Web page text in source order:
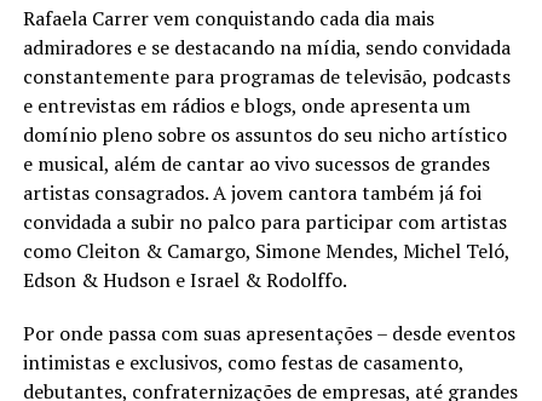
Rafaela Carrer vem conquistando cada dia mais
admiradores e se destacando na mídia, sendo convidada
constantemente para programas de televisão, podcasts
e entrevistas em rádios e blogs, onde apresenta um
domínio pleno sobre os assuntos do seu nicho artístico
e musical, além de cantar ao vivo sucessos de grandes
artistas consagrados. A jovem cantora também já foi
convidada a subir no palco para participar com artistas
como Cleiton & Camargo, Simone Mendes, Michel Teló,
Edson & Hudson e Israel & Rodolffo.
Por onde passa com suas apresentações – desde eventos
intimistas e exclusivos, como festas de casamento,
debutantes, confraternizações de empresas, até grandes